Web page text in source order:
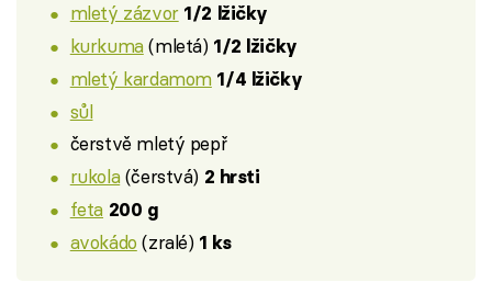
mletý zázvor 1/2 lžičky
kurkuma(mletá) 1/2 lžičky
mletý kardamom 1/4 lžičky
sůl
čerstvě mletý pepř
rukola(čerstvá) 2 hrsti
feta 200 g
avokádo (zralé) 1 ks